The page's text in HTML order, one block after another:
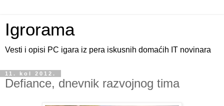
Igrorama
Vesti i opisi PC igara iz pera iskusnih domaćih IT novinara
11. kol 2012.
Defiance, dnevnik razvojnog tima